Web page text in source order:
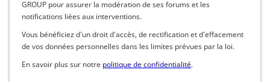
GROUP pour assurer la modération de ses forums et les
notifications liées aux interventions.
Vous bénéficiez d'un droit d'accès, de rectification et d'effacement
de vos données personnelles dans les limites prévues par la loi.
En savoir plus sur notre politique de confidentialité.